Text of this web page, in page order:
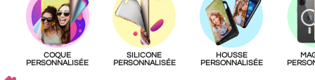
COQUE
PERSONNALISÉE
SILICONE
PERSONNALISÉE
HOUSSE
PERSONNALISÉE